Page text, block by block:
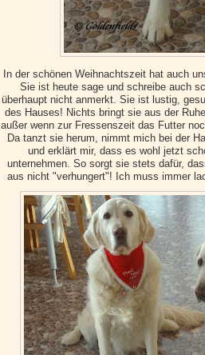
In der schönen Weihnachtszeit hat auch
Sie ist heute sage und schreibe auch
überhaupt nicht anmerkt. Sie ist lustig,
des Hauses! Nichts bringt sie aus der
außer wenn zur Fressenszeit das Futter
Da tanzt sie herum, nimmt mich bei der
und erklärt mir, dass es wohl jetzt
unternehmen. So sorgt sie stets dafür,
aus nicht "verhungert"! Ich muss immer